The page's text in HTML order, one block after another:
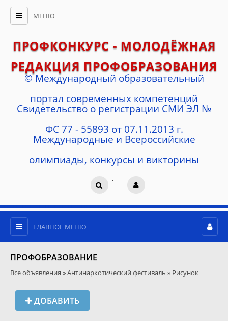
МЕНЮ
ПРОФКОНКУРС - МОЛОДЁЖНАЯ
РЕДАКЦИЯ ПРОФОБРАЗОВАНИЯ
© Международный образовательный
портал современных компетенций
Cвидетельство о регистрации СМИ ЭЛ №
ФС 77 - 55893 от 07.11.2013 г.
Международные и Всероссийские
олимпиады, конкурсы и викторины
ГЛАВНОЕ МЕНЮ
ПРОФОБРАЗОВАНИЕ
Все объявления »Антинаркотический фестиваль » Рисунок
ДОБАВИТЬ